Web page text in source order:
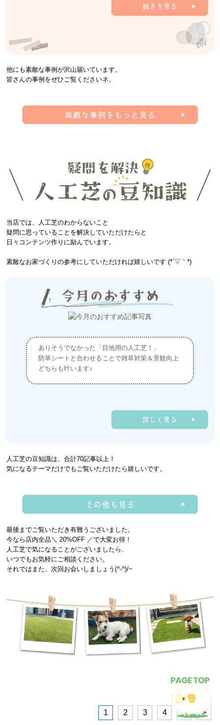
他にも素敵な事例が沢山届いています。
皆さんの事例をぜひご覧くださいネ。
当店では、人工芝のわからないこと
疑問に思っていることを解決していただけたらと
日々コンテンツ作りに励んでいます。
素敵なお家づくりの参考にしていただければ嬉しいです (*´▽｀*)
ありそうでなかった「目地用の人工芝！」
防草シートと合わせることで雑草対策＆景観向上
どちらも叶います♪
人工芝の豆知識は、合計70記事以上！
気になるテーマだけでもご覧いただけたら嬉しいです。
最後までご覧いただき有難うございました。
今なら店内全品＼ 20%OFF ／で大変お得！
人工芝で気になることがございましたら、
いつでもお気軽にご相談ください。
それではまた、次回お会いしましょう(^-^)/~
1 2 3 4 5 >